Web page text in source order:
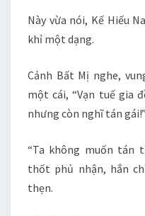
Này vừa nói, Kế Hiếu
khỉ một dạng.
Cảnh Bất Mị nghe,
một cái, “Vạn tuế gia
nhưng còn nghĩ tán gái!”
“Ta không muốn tán
thốt phủ nhận, hắn
thẹn.